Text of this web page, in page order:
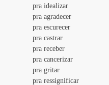
				pra idealizar
				pra agradecer
				pra escurecer
				pra castrar
				pra receber
				pra cancerizar
				pra gritar
				pra ressignificar